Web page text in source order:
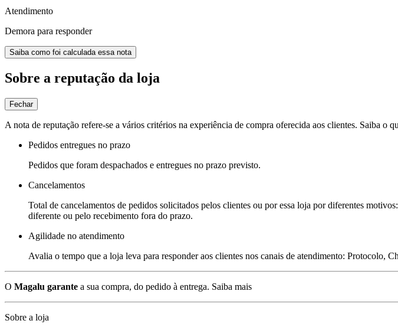
Atendimento
Demora para responder
Saiba como foi calculada essa nota
Sobre a reputação da loja
Fechar
A nota de reputação refere-se a vários critérios na experiência de compra oferecida aos clientes. Saiba o
Pedidos entregues no prazo
Pedidos que foram despachados e entregues no prazo previsto.
Cancelamentos
Total de cancelamentos de pedidos solicitados pelos clientes ou por essa loja por diferentes
diferente ou pelo recebimento fora do prazo.
Agilidade no atendimento
Avalia o tempo que a loja leva para responder aos clientes nos canais de atendimento: Protocolo,
O Magalu garante a sua compra, do pedido à entrega. Saiba mais
Sobre a loja